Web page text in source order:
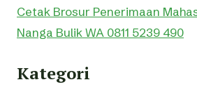
Cetak Brosur Penerimaan
Nanga Bulik WA 0811 5239 490
Kategori